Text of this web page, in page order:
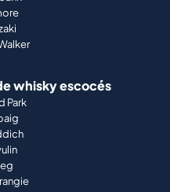
whisky escocés
Park